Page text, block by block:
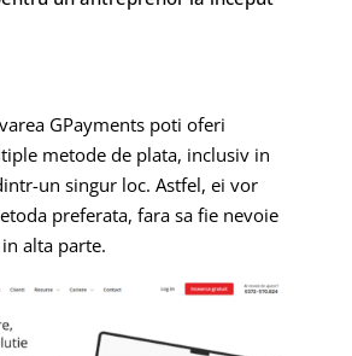
GPayments poti oferi
metode de plata, inclusiv in
un singur loc. Astfel, ei vor
preferata, fara sa fie nevoie
alta parte.